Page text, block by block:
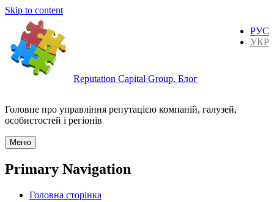
Skip to content
Reputation Capital Group. Блог
РУС
УКР
Головне про управління репутацією компаній, галузей,
особистостей і регіонів
Меню
Primary Navigation
Головна сторінка